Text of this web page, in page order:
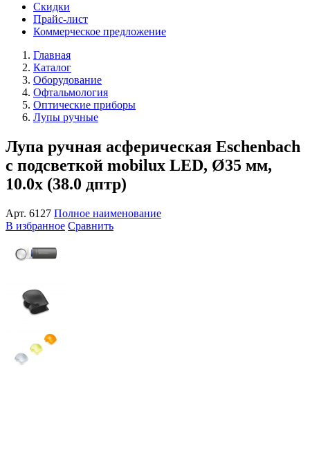
Скидки
Прайс-лист
Коммерческое предложение
Главная
Каталог
Оборудование
Офтальмология
Оптические приборы
Лупы ручные
Лупа ручная асферическая Eschenbach
с подсветкой mobilux LED, Ø35 мм,
10.0x (38.0 дптр)
Арт. 6127 Полное наименование
В избранное Сравнить